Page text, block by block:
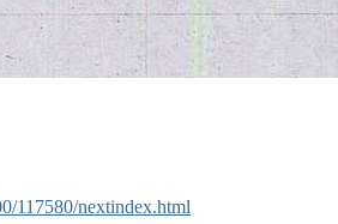
117580/nextindex.html